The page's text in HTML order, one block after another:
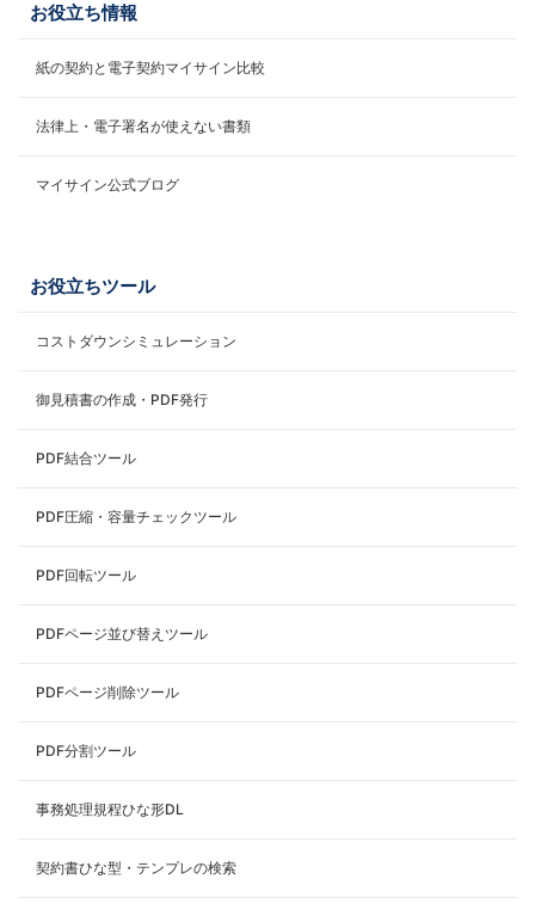
お役立ち情報
紙の契約と電子契約マイサイン比較
法律上・電子署名が使えない書類
マイサイン公式ブログ
お役立ちツール
コストダウンシミュレーション
御見積書の作成・PDF発行
PDF結合ツール
PDF圧縮・容量チェックツール
PDF回転ツール
PDFページ並び替えツール
PDFページ削除ツール
PDF分割ツール
事務処理規程ひな形DL
契約書ひな型・テンプレの検索